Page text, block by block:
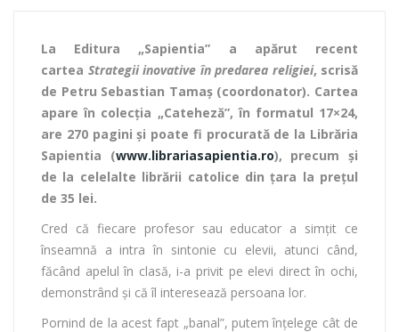
La Editura „Sapientia” a apărut recent
cartea Strategii inovative în predarea religiei, scrisă
de Petru Sebastian Tamaş (coordonator). Cartea
apare în colecția „Cateheză”, în formatul 17×24,
are 270 pagini şi poate fi procurată de la Librăria
Sapientia (www.librariasapientia.ro), precum şi
de la celelalte librării catolice din țara la prețul
de 35 lei.
Cred că fiecare profesor sau educator a simţit ce
înseamnă a intra în sintonie cu elevii, atunci când,
făcând apelul în clasă, i-a privit pe elevi direct în ochi,
demonstrând şi că îl interesează persoana lor.
Pornind de la acest fapt „banal”, putem înțelege cât de